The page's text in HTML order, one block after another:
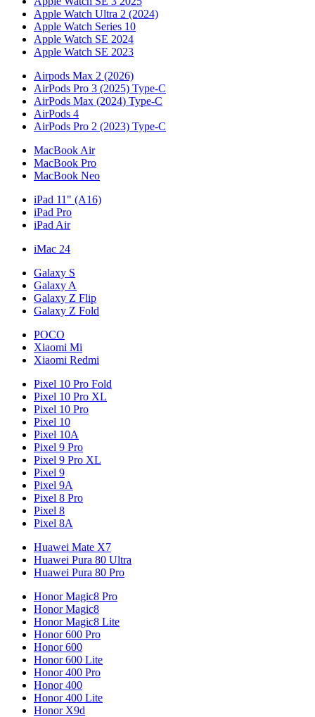
Apple Watch Ultra 2 (2024)
Apple Watch Series 10
Apple Watch SE 2024
Apple Watch SE 2023
Airpods Max 2 (2026)
AirPods Pro 3 (2025) Type-C
AirPods Max (2024) Type-C
AirPods 4
AirPods Pro 2 (2023) Type-C
MacBook Air
MacBook Pro
MacBook Neo
iPad 11" (A16)
iPad Pro
iPad Air
iMac 24
Galaxy S
Galaxy A
Galaxy Z Flip
Galaxy Z Fold
POCO
Xiaomi Mi
Xiaomi Redmi
Pixel 10 Pro Fold
Pixel 10 Pro XL
Pixel 10 Pro
Pixel 10
Pixel 10A
Pixel 9 Pro
Pixel 9 Pro XL
Pixel 9
Pixel 9A
Pixel 8 Pro
Pixel 8
Pixel 8A
Huawei Mate X7
Huawei Pura 80 Ultra
Huawei Pura 80 Pro
Honor Magic8 Pro
Honor Magic8
Honor Magic8 Lite
Honor 600 Pro
Honor 600
Honor 600 Lite
Honor 400 Pro
Honor 400
Honor 400 Lite
Honor X9d